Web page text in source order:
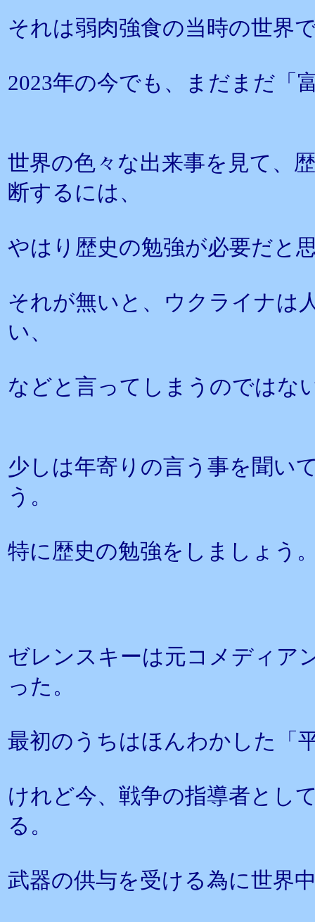
それは弱肉強食の当時の世界
2023年の今でも、まだまだ「
世界の色々な出来事を見て、
断するには、
やはり歴史の勉強が必要だと
それが無いと、ウクライナは
い、
などと言ってしまうのではな
少しは年寄りの言う事を聞い
う。
特に歴史の勉強をしましょう
ゼレンスキーは元コメディア
った。
最初のうちはほんわかした「
けれど今、戦争の指導者とし
る。
武器の供与を受ける為に世界